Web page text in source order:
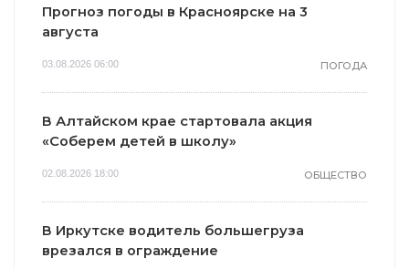
Прогноз погоды в Красноярске на 3
августа
03.08.2026 06:00 ПОГОДА
В Алтайском крае стартовала акция
«Соберем детей в школу»
02.08.2026 18:00 ОБЩЕСТВО
В Иркутске водитель большегруза
врезался в ограждение